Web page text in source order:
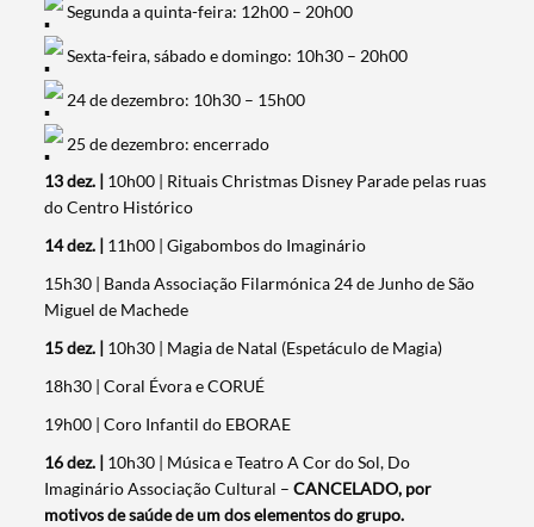
Segunda a quinta-feira: 12h00 – 20h00
Sexta-feira, sábado e domingo: 10h30 – 20h00
24 de dezembro: 10h30 – 15h00
25 de dezembro: encerrado
13 dez. | 10h00 | Rituais Christmas Disney Parade pelas ruas
do Centro Histórico
14 dez. | 11h00 | Gigabombos do Imaginário
15h30 | Banda Associação Filarmónica 24 de Junho de São
Miguel de Machede
15 dez. | 10h30 | Magia de Natal (Espetáculo de Magia)
18h30 | Coral Évora e CORUÉ
19h00 | Coro Infantil do EBORAE
16 dez. | 10h30 | Música e Teatro A Cor do Sol, Do
Imaginário Associação Cultural –CANCELADO, por
motivos de saúde de um dos elementos do grupo.